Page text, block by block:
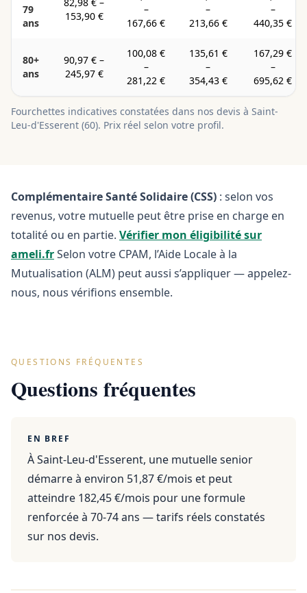
79
ans
153,90 €
–
167,66 €
–
213,66 €
–
440,35 €
80+
ans
90,97 € –
245,97 €
100,08 €
–
281,22 €
135,61 €
–
354,43 €
167,29 €
–
695,62 €
Fourchettes indicatives constatées dans nos devis à Saint-
Leu-d'Esserent (60). Prix réel selon votre profil.
Complémentaire Santé Solidaire (CSS) : selon vos
revenus, votre mutuelle peut être prise en charge en
totalité ou en partie. Vérifier mon éligibilité sur
ameli.frSelon votre CPAM, l’Aide Locale à la
Mutualisation (ALM) peut aussi s’appliquer — appelez-
nous, nous vérifions ensemble.
QUESTIONS FRÉQUENTES
Questions fréquentes
EN BREF
À Saint-Leu-d'Esserent, une mutuelle senior
démarre à environ 51,87 €/mois et peut
atteindre 182,45 €/mois pour une formule
renforcée à 70-74 ans — tarifs réels constatés
sur nos devis.